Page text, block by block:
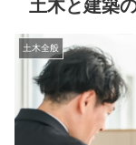
土木と建築
土木全般